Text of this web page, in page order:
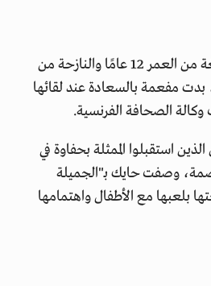
زينب سلامة، الطفلة البالغة من العمر 12 عامًا والنازحة من
بدت مفعمة بالسعادة عند لقائها
الصحافة الفرنسية.
استقبلوا الممثلة بحفاوة في
وصفت حايك بـ"الجميلة
بلعبها مع الأطفال واهتمامها